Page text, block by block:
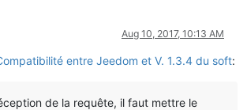
Aug 10, 2017, 10:13 AM
entre Jeedom et V. 1.3.4 du soft:
de la requête, il faut mettre le